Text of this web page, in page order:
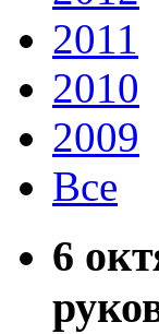
2011
2010
2009
Все
6